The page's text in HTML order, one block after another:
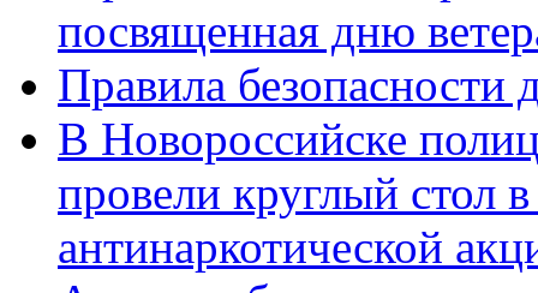
посвященная дню
Правила безопасности
В Новороссийске
провели круглый стол
антинаркотической